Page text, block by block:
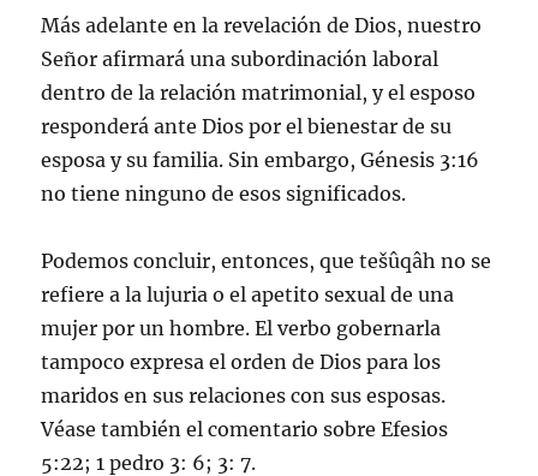
Más adelante en la revelación de Dios, nuestro
Señor afirmará una subordinación laboral
dentro de la relación matrimonial, y el esposo
responderá ante Dios por el bienestar de su
esposa y su familia. Sin embargo, Génesis 3:16
no tiene ninguno de esos significados.
Podemos concluir, entonces, que tešûqâh no se
refiere a la lujuria o el apetito sexual de una
mujer por un hombre. El verbo gobernarla
tampoco expresa el orden de Dios para los
maridos en sus relaciones con sus esposas.
Véase también el comentario sobre Efesios
5:22; 1 pedro 3: 6; 3: 7.